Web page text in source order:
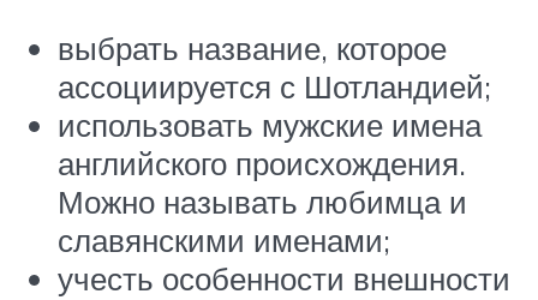
выбрать название, которое
ассоциируется с Шотландией;
использовать мужские имена
английского происхождения.
Можно называть любимца и
славянскими именами;
учесть особенности внешности